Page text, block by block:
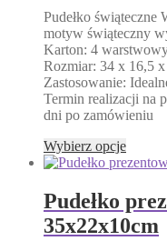
na
stronie
Pudełko świąteczne
motyw świąteczny
Karton: 4
Rozmiar: 34 x 16,5
Zastosowanie:
Termin realizacji na
dni po zamówieniu
Wybierz opcjeTen
Opcje
Pudełko
35x22x10cm